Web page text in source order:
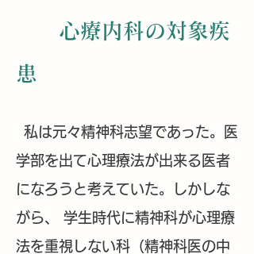
心療内科の対象疾
患
私は元々精神科志望であった。医
学部を出て心理療法が出来る医者
になろうと考えていた。しかしな
がら、 学生時代に精神科が心理療
法を重視しない科（精神科医の中